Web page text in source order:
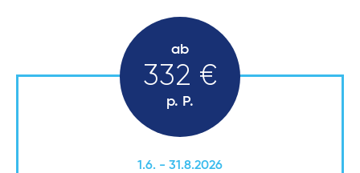
ab
332 €
p. P.
1.6. - 31.8.2026